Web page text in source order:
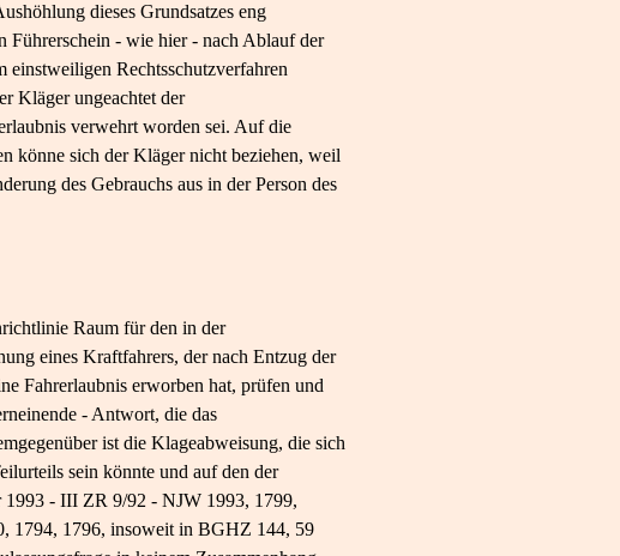
dieses Grundsatzes eng
Führerschein - wie hier - nach Ablauf der
einstweiligen Rechtsschutzverfahren
Kläger ungeachtet der
verwehrt worden sei. Auf die
könne sich der Kläger nicht beziehen, weil
des Gebrauchs aus in der Person des
Raum für den in der
eines Kraftfahrers, der nach Entzug der
Fahrerlaubnis erworben hat, prüfen und
- Antwort, die das
ist die Klageabweisung, die sich
sein könnte und auf den der
1993 - III ZR 9/92 - NJW 1993, 1799,
1794, 1796, insoweit in BGHZ 144, 59